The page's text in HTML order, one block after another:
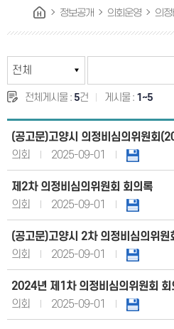
정보공개 의회운영 의정
전체게시물 : 5건 게시물 : 1~5
(공고문)고양시 의정비심의위원회
의회
2025-09-01
제2차 의정비심의위원회 회의록
의회
2025-09-01
(공고문)고양시 2차 의정비심의위원
의회
2025-09-01
2024년 제1차 의정비심의위원회 회
의회
2025-09-01